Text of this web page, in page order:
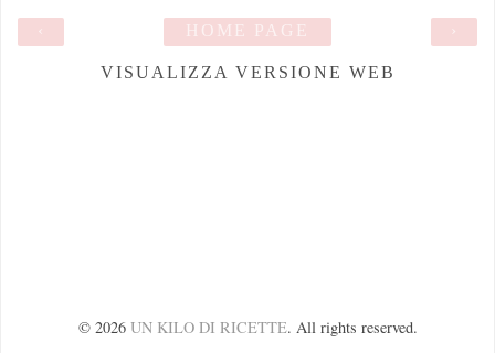
›
HOME PAGE
VISUALIZZA VERSIONE WEB
© 2026 UN KILO DI RICETTE. All rights reserved.